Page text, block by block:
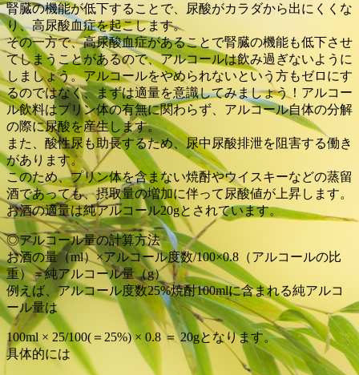
腎臓の機能が低下することで、尿酸がカラダから出にくくな
り、高尿酸血症を起こします。
その一方で、高尿酸血症があることで腎臓の機能も低下させ
てしまうことがあるので、アルコールは飲み過ぎないように
しましょう。アルコールをやめられないという方もゼロにす
るのではなく、まずは適量を意識してみましょう！アルコー
ル飲料はプリン体の有無に関わらず、アルコール自体の分解
の際に尿酸を産生します。
また、酸性尿も助長するため、尿中尿酸排泄を阻害する働き
があります。
このため、プリン体を含まない焼酎やウイスキーなどの蒸留
酒であっても、摂取量の増加に伴って尿酸値が上昇します。
お酒の適量は純アルコール20gとされています。
◎アルコール量の計算方法
お酒の量（ml）×アルコール度数/100×0.8（アルコールの比
重）＝純アルコール量（g）
例えば、アルコール度数25%焼酎100mlに含まれる純アルコ
ール量は
100ml × 25/100(＝25%) × 0.8 ＝ 20gとなります。
具体的には